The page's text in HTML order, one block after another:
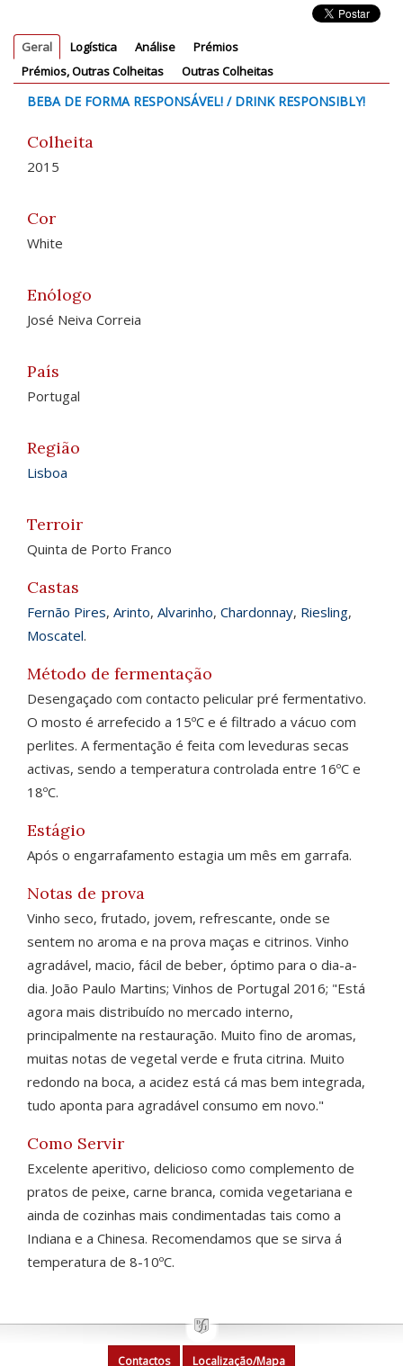
Geral Logística Análise
Prémios
Prémios, Outras Colheitas
Outras Colheitas
BEBA DE FORMA RESPONSÁVEL! / DRINK RESPONSIBLY!
Colheita
2015
Cor
White
Enólogo
José Neiva Correia
País
Portugal
Região
Lisboa
Terroir
Quinta de Porto Franco
Castas
Fernão Pires, Arinto, Alvarinho, Chardonnay, Riesling,
Moscatel.
Método de fermentação
Desengaçado com contacto pelicular pré fermentativo.
O mosto é arrefecido a 15ºC e é filtrado a vácuo com
perlites. A fermentação é feita com leveduras secas
activas, sendo a temperatura controlada entre 16ºC e
18ºC.
Estágio
Após o engarrafamento estagia um mês em garrafa.
Notas de prova
Vinho seco, frutado, jovem, refrescante, onde se
sentem no aroma e na prova maças e citrinos. Vinho
agradável, macio, fácil de beber, óptimo para o dia-a-
dia. João Paulo Martins; Vinhos de Portugal 2016; "Está
agora mais distribuído no mercado interno,
principalmente na restauração. Muito fino de aromas,
muitas notas de vegetal verde e fruta citrina. Muito
redondo na boca, a acidez está cá mas bem integrada,
tudo aponta para agradável consumo em novo."
Como Servir
Excelente aperitivo, delicioso como complemento de
pratos de peixe, carne branca, comida vegetariana e
ainda de cozinhas mais condimentadas tais como a
Indiana e a Chinesa. Recomendamos que se sirva á
temperatura de 8-10ºC.
Contactos Localização/Mapa